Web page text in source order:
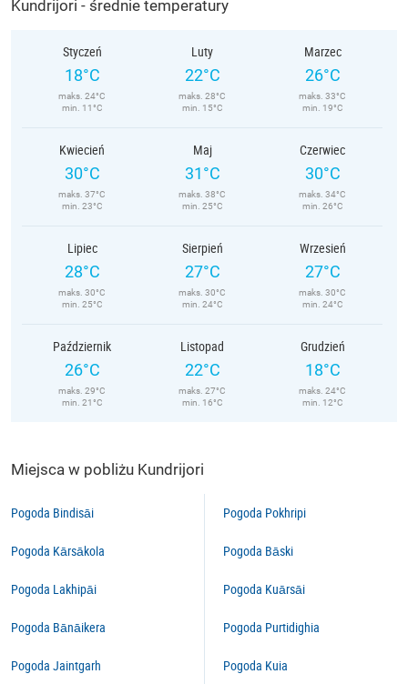
Kundrijori - średnie temperatury
Styczeń
18°C
maks. 24°C
min. 11°C
Luty
22°C
maks. 28°C
min. 15°C
Marzec
26°C
maks. 33°C
min. 19°C
Kwiecień
30°C
maks. 37°C
min. 23°C
Maj
31°C
maks. 38°C
min. 25°C
Czerwiec
30°C
maks. 34°C
min. 26°C
Lipiec
28°C
maks. 30°C
min. 25°C
Sierpień
27°C
maks. 30°C
min. 24°C
Wrzesień
27°C
maks. 30°C
min. 24°C
Październik
26°C
maks. 29°C
min. 21°C
Listopad
22°C
maks. 27°C
min. 16°C
Grudzień
18°C
maks. 24°C
min. 12°C
Miejsca w pobliżu Kundrijori
Pogoda Bindisāi
Pogoda Kārsākola
Pogoda Lakhipāi
Pogoda Bānāikera
Pogoda Jaintgarh
Pogoda Pokhripi
Pogoda Bāski
Pogoda Kuārsāi
Pogoda Purtidighia
Pogoda Kuia